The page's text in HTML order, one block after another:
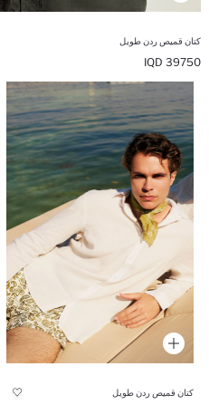
كتان قميص ردن طويل
39750 IQD
كتان قميص ردن طويل